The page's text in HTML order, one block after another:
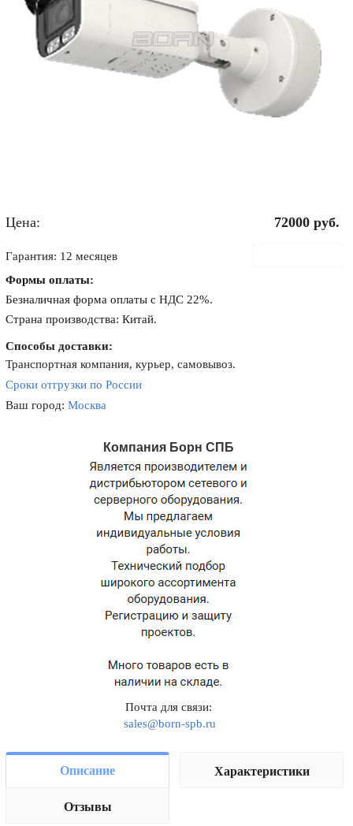
Цена: 72000 руб.
Гарантия: 12 месяцев
Формы оплаты:
Безналичная форма оплаты с НДС 22%.
Страна производства: Китай.
Способы доставки:
Транспортная компания, курьер, самовывоз.
Сроки отгрузки по России
Ваш город:Москва
Компания Борн СПБ
Почта для связи:
sales@born-spb.ru
Описание Характеристики
Отзывы